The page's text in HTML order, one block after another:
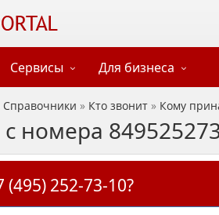
Сервисы Для бизнеса
Справочники » Кто звонит » Кому
номера
252-73-10?